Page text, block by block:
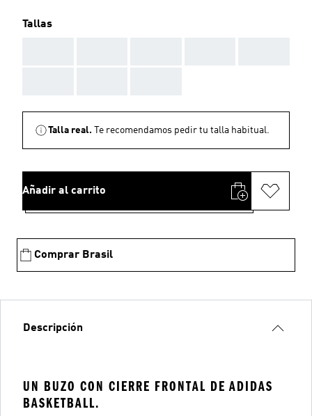
Tallas
Talla real. Te recomendamos pedir tu talla habitual.
Añadir al carrito
Comprar Brasil
Descripción
UN BUZO CON CIERRE FRONTAL DE ADIDAS
BASKETBALL.